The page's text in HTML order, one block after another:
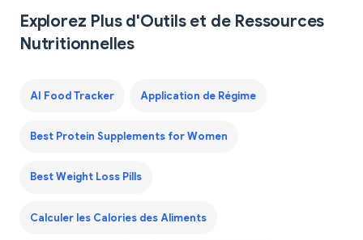
Explorez Plus d'Outils et de Ressources
Nutritionnelles
AI Food Tracker Application de Régime
Best Protein Supplements for Women
Best Weight Loss Pills
Calculer les Calories des Aliments